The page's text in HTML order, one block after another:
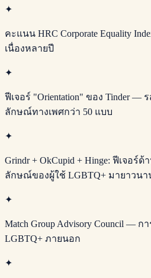
✦
คะแนน HRC Corporate Equality
เนื่องหลายปี
✦
ฟีเจอร์ "Orientation" ของ Tinder —
ลักษณ์ทางเพศกว่า 50 แบบ
✦
Grindr + OkCupid + Hinge: ฟีเจอ
ลักษณ์ของผู้ใช้ LGBTQ+ มายาวนา
✦
Match Group Advisory Council —
LGBTQ+ ภายนอก
✦